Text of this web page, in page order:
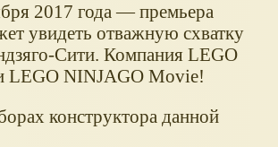
2017 года — премьера
увидеть отважную схватку
Сити. Компания LEGO
LEGO NINJAGO Movie!
конструктора данной